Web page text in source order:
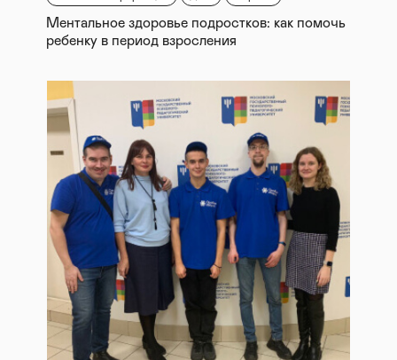
Ментальное здоровье подростков: как помочь
ребенку в период взросления